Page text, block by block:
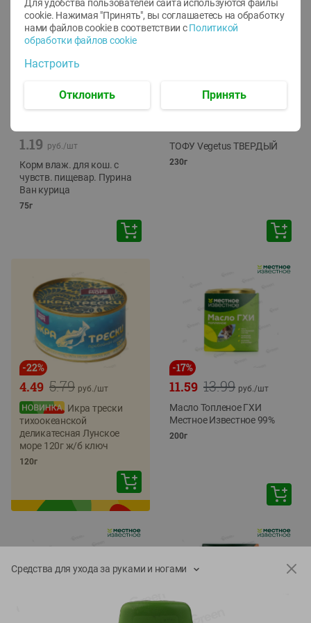
-12%
1.19 руб./шт
Корм влаж. для кош. с
чувств. пищевар. Пурина
Ван курица
75г
-24%
ТОФУ Vegetus ТВЕРДЫЙ
230г
-22%
5.79
4.49 руб./шт
Икра трески
тихоокеанской
деликатесная Лунское
море 120г ж/б ключ
120г
-17%
13.99
11.59 руб./шт
Масло Топленое ГХИ
Местное Известное 99%
200г
Средства для ухода за руками и ногами
Для удобства пользователей сайта используются файлы
cookie. Нажимая "Принять", вы соглашаетесь на обработку
нами файлов cookie в соответствии с Политикой
обработки файлов cookie
Настроить
Отклонить Принять